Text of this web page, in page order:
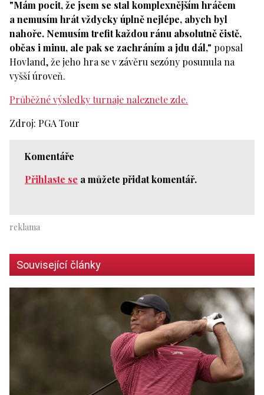
"Mám pocit, že jsem se stal komplexnějším hráčem
a nemusím hrát vždycky úplně nejlépe, abych byl
nahoře. Nemusím trefit každou ránu absolutně čistě,
občas i minu, ale pak se zachráním a jdu dál," popsal
Hovland, že jeho hra se v závěru sezóny posunula na
vyšší úroveň.
Průběžné výsledky turnaje naleznete zde.
Zdroj: PGA Tour
Komentáře
Přihlaste se a můžete přidat komentář.
Související články